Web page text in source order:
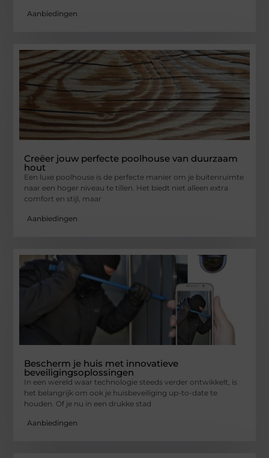
Aanbiedingen
Creëer jouw perfecte poolhouse van duurzaam
hout
Een luxe poolhouse is de perfecte manier om je buitenruimte
naar een hoger niveau te tillen. Het biedt niet alleen extra
comfort en stijl, maar
Aanbiedingen
Bescherm je huis met innovatieve
beveiligingsoplossingen
In een wereld waar technologie steeds verder ontwikkelt, is
het belangrijk om ook je huisbeveiliging up-to-date te
houden. Of je nu in een drukke stad
Aanbiedingen